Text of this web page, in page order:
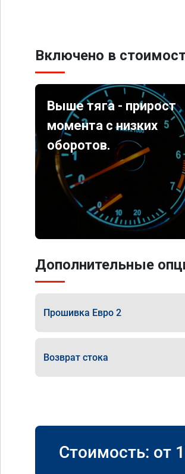
Включено в
Выше тяга - прирост
момента с низких
оборотов.
Дополнительные
Прошивка Евро 2
Возврат стока
Стоимость: от